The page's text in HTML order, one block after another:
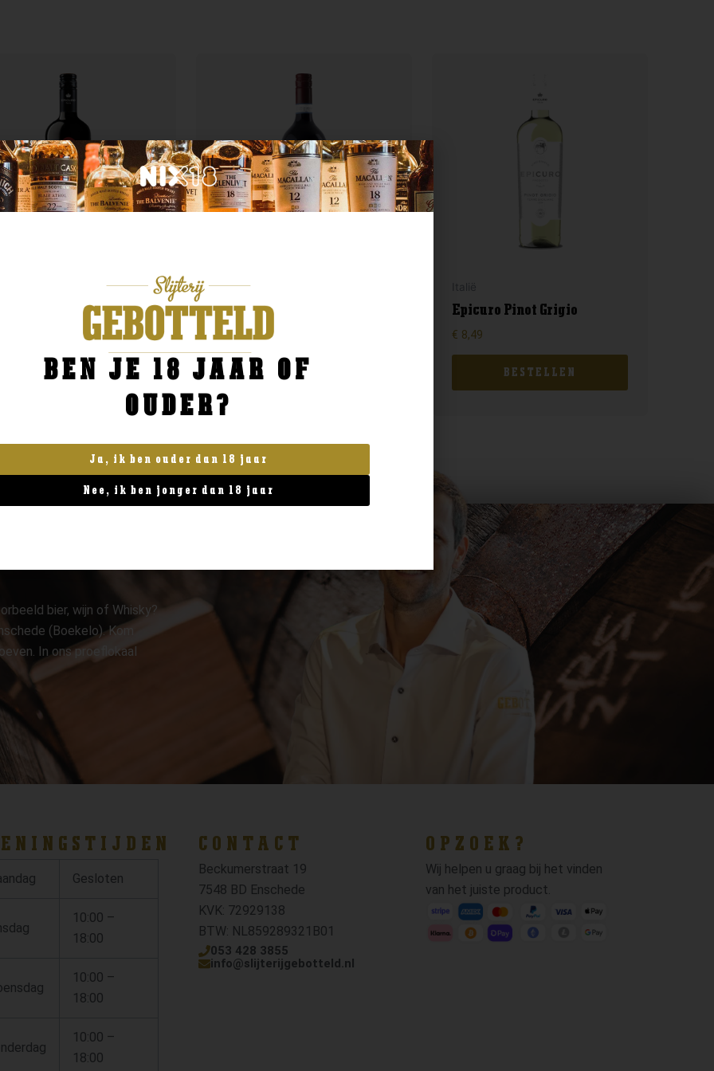
Montepulciano
BESTELLEN
Italië
Farina Bardolino Rosso
8,99
BESTELLEN
Epicuro Pinot Grigio
€ 8,49
BESTELLEN
bier, wijn of Whisky?
(Boekelo). Kom
In ons proeflokaal
Gesloten
10:00 –
18:00
10:00 –
18:00
10:00 –
18:00
CONTACT
Beckumerstraat 19
7548 BD Enschede
KVK: 72929138
BTW: NL859289321B01
053 428 3855
info@slijterijgebotteld.nl
OPZOEK?
Wij helpen u graag bij het vinden
van het juiste product.
BEN JE 18 JAAR OF
OUDER?
Ja, ik ben ouder dan 18 jaar
Nee, ik ben jonger dan 18 jaar